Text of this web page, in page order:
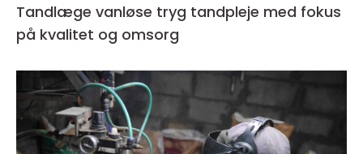
Tandlæge vanløse tryg tandpleje med fokus
på kvalitet og omsorg